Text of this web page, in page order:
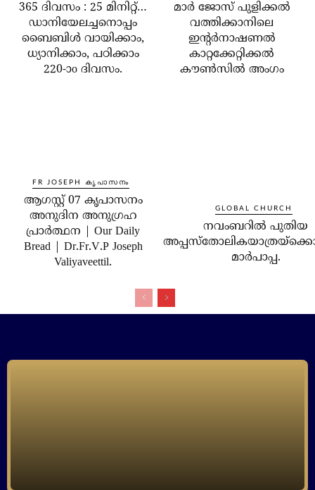
365 ദിവസം : 25 മിനിറ്റ്…
ഡാനിയേലച്ചനൊപ്പം
ബൈബിൾ വായിക്കാം,
ധ്യാനിക്കാം, പഠിക്കാം
220-ാo ദിവസം.
മാര്‍ ജോസ് പുളിക്കല്‍
വത്തിക്കാനിലെ
ഇന്റര്‍നാഷണല്‍
കാറ്റക്കേറ്റിക്കല്‍
കൗണ്‍സില്‍ അംഗം
FR JOSEPH കൃപാസനം
ആഗസ്റ്റ് 07 കൃപാസനം
അനുദിന അനുഗ്രഹ
പ്രാർത്ഥന | Our Daily
Bread | Dr.Fr.V.P Joseph
Valiyaveettil.
GLOBAL CHURCH
നവംബറില്‍ പുതിയ
മാര്‍പാപ്പ.